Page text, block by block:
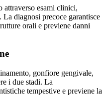
attraverso esami clinici,
diagnosi precoce garantisce
orali e previene danni
gonfiore gengivale,
i due stadi. La
tempestive e previene la